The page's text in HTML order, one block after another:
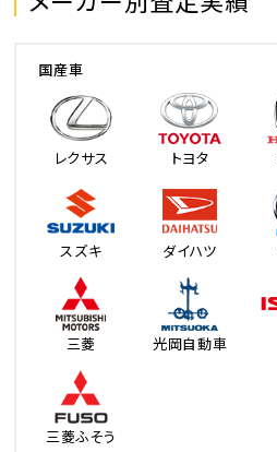
国産車
レクサス トヨタ
スズキ ダイハツ
三菱 光岡自動車
三菱ふそう